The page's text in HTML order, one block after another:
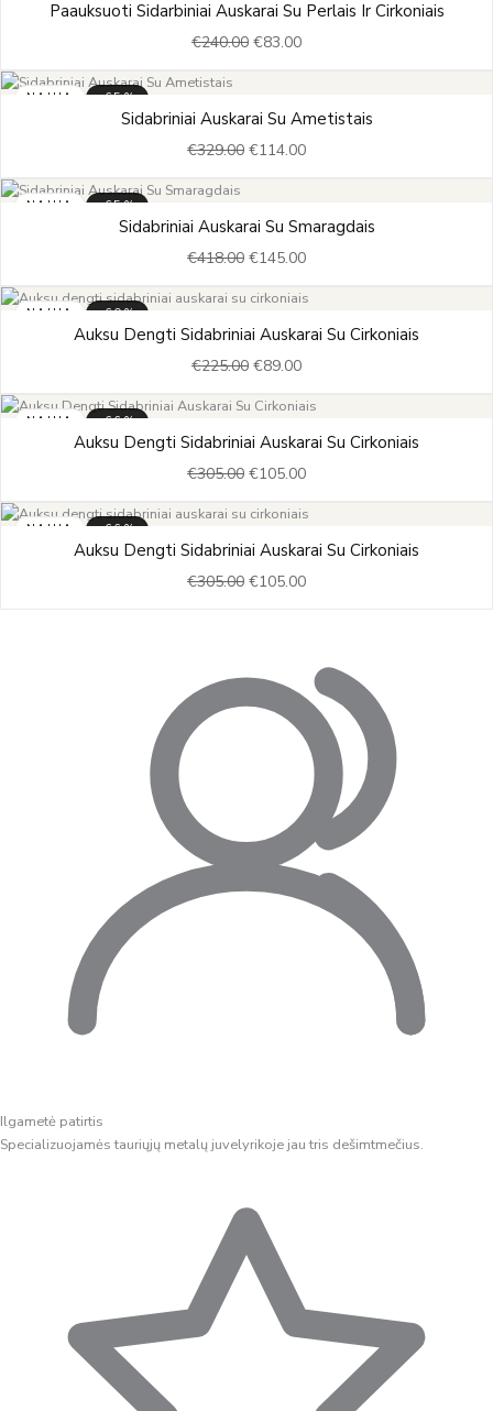
Paauksuoti Sidarbiniai Auskarai Su Perlais Ir Cirkoniais
€240.00
price
was:
€83.00
price
is:
NAUJA -65%
Sidabriniai Auskarai Su Ametistais
€329.00
price
was:
€114.00
price
is:
NAUJA -65%
Sidabriniai Auskarai Su Smaragdais
€418.00
price
was:
€145.00
price
is:
NAUJA -60%
Auksu Dengti Sidabriniai Auskarai Su Cirkoniais
€225.00
price
was:
€89.00
price
is:
NAUJA -66%
Auksu Dengti Sidabriniai Auskarai Su Cirkoniais
€305.00
price
was:
€105.00
price
is:
NAUJA -66%
Auksu Dengti Sidabriniai Auskarai Su Cirkoniais
€305.00
price
was:
€105.00
price
is:
Ilgametė patirtis
Specializuojamės tauriųjų metalų juvelyrikoje jau tris dešimtmečius.